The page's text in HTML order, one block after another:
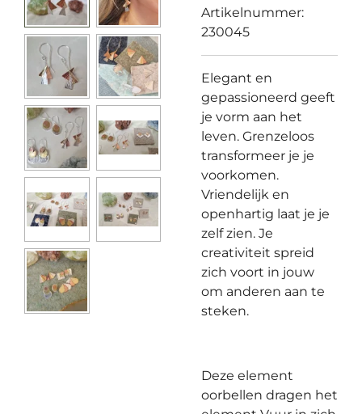
Artikelnummer:
230045
Elegant en
gepassioneerd geeft
je vorm aan het
leven. Grenzeloos
transformeer je je
voorkomen.
Vriendelijk en
openhartig laat je je
zelf zien. Je
creativiteit spreid
zich voort in jouw
om anderen aan te
steken.
Deze element
oorbellen dragen het